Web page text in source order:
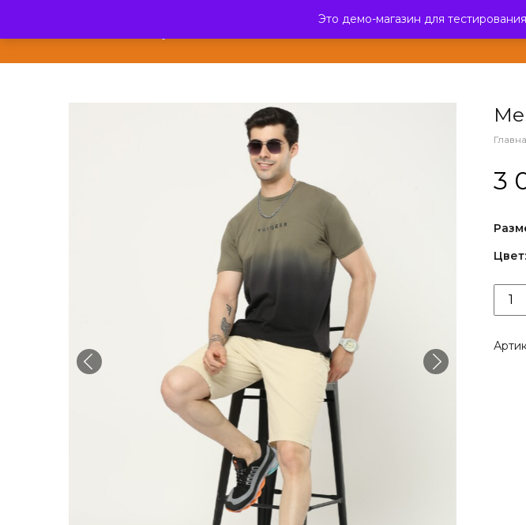
3
Цвет:
товара
Day
Это демо-магазин для